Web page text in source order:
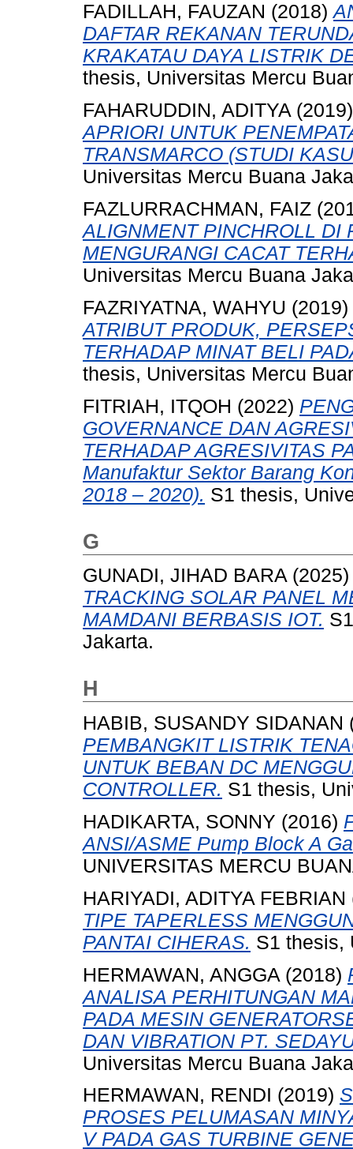
FADILLAH, FAUZAN (2018)
DAFTAR REKANAN
KRAKATAU DAYA LISTRIK
thesis, Universitas Mercu
FAHARUDDIN, ADITYA
APRIORI UNTUK
TRANSMARCO (STUDI
Universitas Mercu Buana
FAZLURRACHMAN, FAIZ
ALIGNMENT PINCHROLL DI
MENGURANGI CACAT
Universitas Mercu Buana
FAZRIYATNA, WAHYU (2019)
ATRIBUT PRODUK,
TERHADAP MINAT BELI
thesis, Universitas Mercu
FITRIAH, ITQOH (2022)
GOVERNANCE DAN
TERHADAP AGRESIVITAS
Manufaktur Sektor Barang
2018 – 2020). S1 thesis,
G
GUNADI, JIHAD BARA
TRACKING SOLAR PANEL
MAMDANI BERBASIS IOT.
Jakarta.
H
HABIB, SUSANDY SIDANAN
PEMBANGKIT LISTRIK
UNTUK BEBAN DC
CONTROLLER. S1 thesis,
HADIKARTA, SONNY (2016)
ANSI/ASME Pump Block A
UNIVERSITAS MERCU
HARIYADI, ADITYA FEBRIAN
TIPE TAPERLESS
PANTAI CIHERAS. S1 thesis,
HERMAWAN, ANGGA (2018)
ANALISA PERHITUNGAN
PADA MESIN
DAN VIBRATION PT.
Universitas Mercu Buana
HERMAWAN, RENDI (2019)
PROSES PELUMASAN
V PADA GAS TURBINE